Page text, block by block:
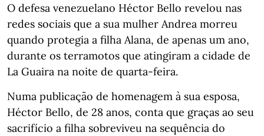
O defesa venezuelano Héctor Bello revelou nas
redes sociais que a sua mulher Andrea morreu
quando protegia a filha Alana, de apenas um ano,
durante os terramotos que atingiram a cidade de
La Guaira na noite de quarta-feira.
Numa publicação de homenagem à sua esposa,
Héctor Bello, de 28 anos, conta que graças ao seu
sacrifício a filha sobreviveu na sequência do